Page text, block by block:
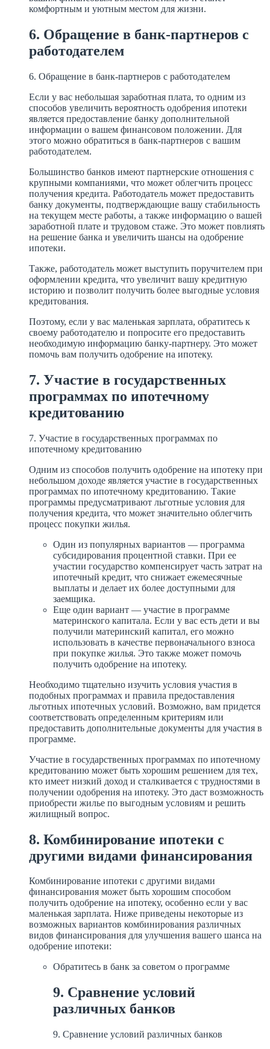
комфортным и уютным местом для жизни.
6. Обращение в банк-партнеров с
работодателем
6. Обращение в банк-партнеров с работодателем
Если у вас небольшая заработная плата, то одним из
способов увеличить вероятность одобрения ипотеки
является предоставление банку дополнительной
информации о вашем финансовом положении. Для
этого можно обратиться в банк-партнеров с вашим
работодателем.
Большинство банков имеют партнерские отношения с
крупными компаниями, что может облегчить процесс
получения кредита. Работодатель может предоставить
банку документы, подтверждающие вашу стабильность
на текущем месте работы, а также информацию о вашей
заработной плате и трудовом стаже. Это может повлиять
на решение банка и увеличить шансы на одобрение
ипотеки.
Также, работодатель может выступить поручителем при
оформлении кредита, что увеличит вашу кредитную
историю и позволит получить более выгодные условия
кредитования.
Поэтому, если у вас маленькая зарплата, обратитесь к
своему работодателю и попросите его предоставить
необходимую информацию банку-партнеру. Это может
помочь вам получить одобрение на ипотеку.
7. Участие в государственных
программах по ипотечному
кредитованию
7. Участие в государственных программах по
ипотечному кредитованию
Одним из способов получить одобрение на ипотеку при
небольшом доходе является участие в государственных
программах по ипотечному кредитованию. Такие
программы предусматривают льготные условия для
получения кредита, что может значительно облегчить
процесс покупки жилья.
Один из популярных вариантов — программа
субсидирования процентной ставки. При ее
участии государство компенсирует часть затрат на
ипотечный кредит, что снижает ежемесячные
выплаты и делает их более доступными для
заемщика.
Еще один вариант — участие в программе
материнского капитала. Если у вас есть дети и вы
получили материнский капитал, его можно
использовать в качестве первоначального взноса
при покупке жилья. Это также может помочь
получить одобрение на ипотеку.
Необходимо тщательно изучить условия участия в
подобных программах и правила предоставления
льготных ипотечных условий. Возможно, вам придется
соответствовать определенным критериям или
предоставить дополнительные документы для участия в
программе.
Участие в государственных программах по ипотечному
кредитованию может быть хорошим решением для тех,
кто имеет низкий доход и сталкивается с трудностями в
получении одобрения на ипотеку. Это даст возможность
приобрести жилье по выгодным условиям и решить
жилищный вопрос.
8. Комбинирование ипотеки с
другими видами финансирования
Комбинирование ипотеки с другими видами
финансирования может быть хорошим способом
получить одобрение на ипотеку, особенно если у вас
маленькая зарплата. Ниже приведены некоторые из
возможных вариантов комбинирования различных
видов финансирования для улучшения вашего шанса на
одобрение ипотеки:
Обратитесь в банк за советом о программе
9. Сравнение условий
различных банков
9. Сравнение условий различных банков